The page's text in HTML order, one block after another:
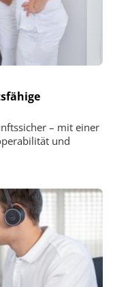
– mit einer
und